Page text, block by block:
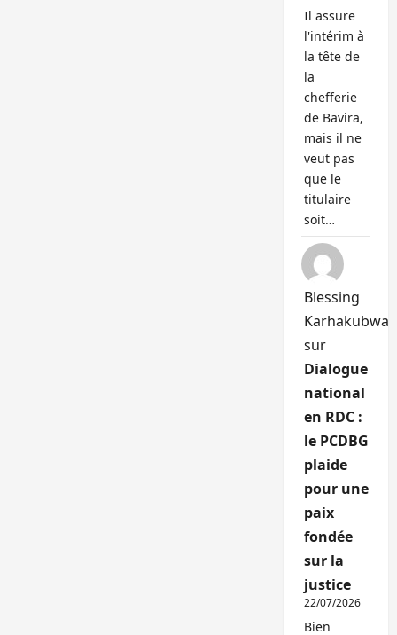
Il assure
l'intérim à
la tête de
la
chefferie
de Bavira,
mais il ne
veut pas
que le
titulaire
soit…
Blessing
Karhakubwa
sur
Dialogue
national
en RDC :
le PCDBG
plaide
pour une
paix
fondée
sur la
justice
22/07/2026
Bien